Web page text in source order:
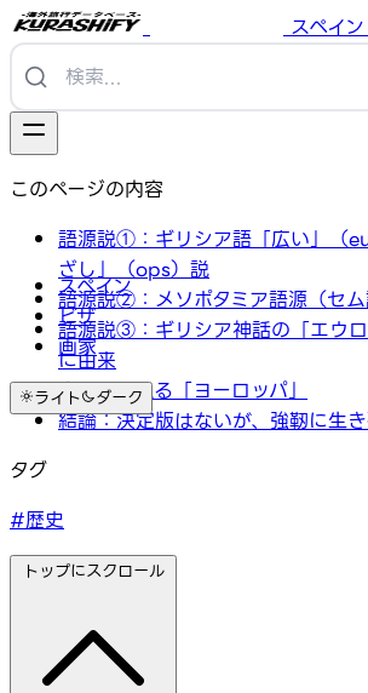
スペイン
スペイン
ビザ
画家
ライト ダーク
このページの内容
語源説①：ギリシア語「広い」（
ざし」（ops）説
語源説②：メソポタミア語源（セ
語源説③：ギリシア神話の「エウ
に由来
史料に見える「ヨーロッパ」
結論：決定版はないが、強靭に生
タグ
#歴史
トップにスクロール